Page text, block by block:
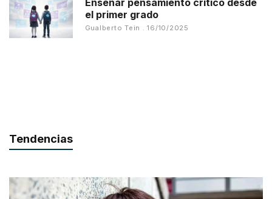
el primer grado
Gualberto Tein 16/10/2025
Tendencias